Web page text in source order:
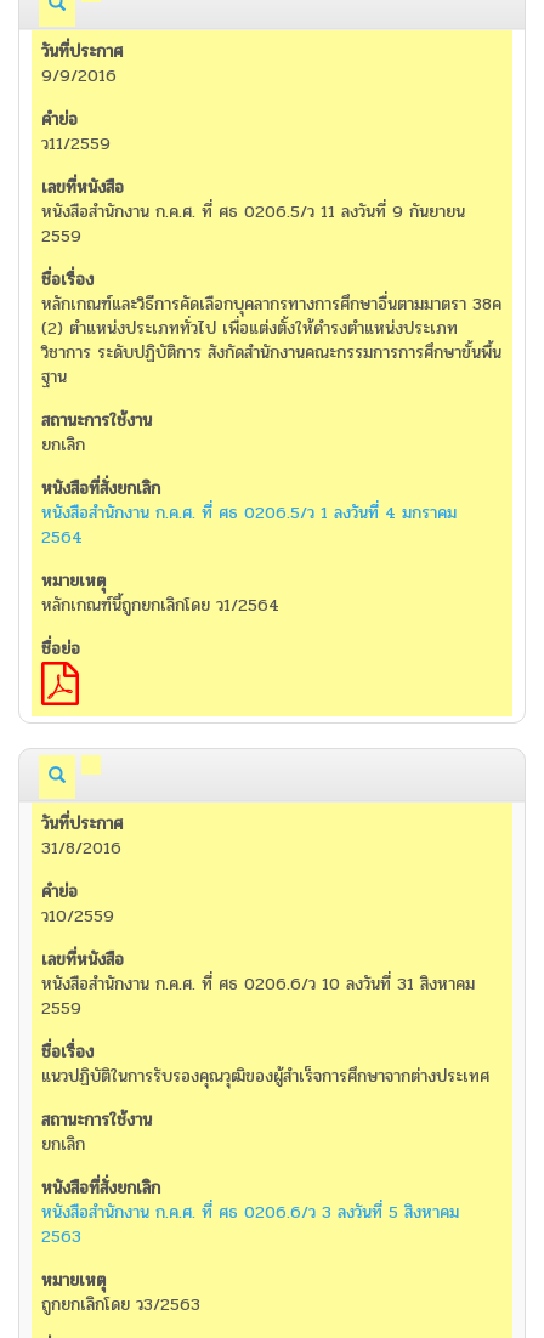
9/9/2016
ว11/2559
หนังสือสำนักงาน ก.ค.ศ. ที่ ศธ 0206.5/ว 11 ลงวันที่ 9 กันยายน
2559
หลักเกณฑ์และวิธีการคัดเลือกบุคลากรทางการศึกษาอื่นตามมาตรา 38ค
(2) ตำแหน่งประเภททั่วไป เพื่อแต่งตั้งให้ดำรงตำแหน่งประเภท
วิชาการ ระดับปฏิบัติการ สังกัดสำนักงานคณะกรรมการการศึกษาขั้นพื้น
ฐาน
ยกเลิก
หนังสือสำนักงาน ก.ค.ศ. ที่ ศธ 0206.5/ว 1 ลงวันที่ 4 มกราคม
2564
หลักเกณฑ์นี้ถูกยกเลิกโดย ว1/2564
31/8/2016
ว10/2559
หนังสือสำนักงาน ก.ค.ศ. ที่ ศธ 0206.6/ว 10 ลงวันที่ 31 สิงหาคม
2559
แนวปฏิบัติในการรับรองคุณวุฒิของผู้สำเร็จการศึกษาจากต่างประเทศ
ยกเลิก
หนังสือสำนักงาน ก.ค.ศ. ที่ ศธ 0206.6/ว 3 ลงวันที่ 5 สิงหาคม
2563
ถูกยกเลิกโดย ว3/2563